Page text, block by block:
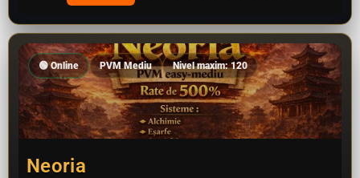
Neoria
🟢 Online PVM Mediu Nivel maxim: 120